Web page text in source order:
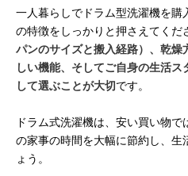
一人暮らしでドラム型洗濯機を
の特徴をしっかりと押さえてくだ
パンのサイズと搬入経路）、乾
しい機能、そしてご自身の生活
して選ぶことが大切です。
ドラム式洗濯機は、安い買い物
の家事の時間を大幅に節約し、生
ょう。